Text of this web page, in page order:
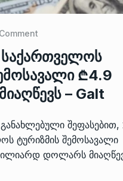
₾4.9
– Galt
შეფასებით,
ტურიზმის შემოსავალი
დოლარს